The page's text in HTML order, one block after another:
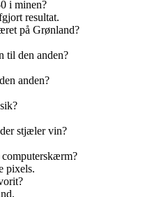
i minen?
resultat.
på Grønland?
til den anden?
anden?
stjæler vin?
pixels.